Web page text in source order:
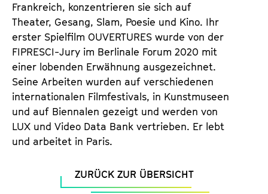
Frankreich, konzentrieren sie sich auf
Theater, Gesang, Slam, Poesie und Kino. Ihr
erster Spielfilm OUVERTURES wurde von der
FIPRESCI-Jury im Berlinale Forum 2020 mit
einer lobenden Erwähnung ausgezeichnet.
Seine Arbeiten wurden auf verschiedenen
internationalen Filmfestivals, in Kunstmuseen
und auf Biennalen gezeigt und werden von
LUX und Video Data Bank vertrieben. Er lebt
und arbeitet in Paris.
ZURÜCK ZUR ÜBERSICHT